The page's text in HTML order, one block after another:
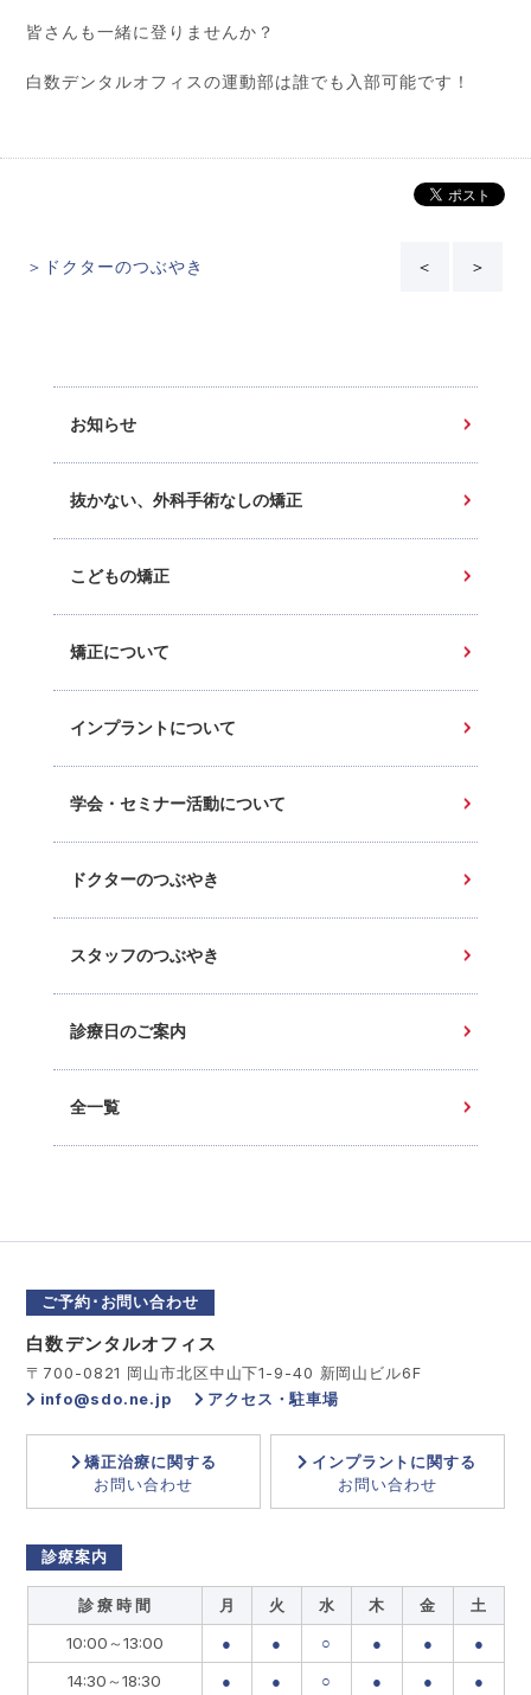
皆さんも一緒に登りませんか？
白数デンタルオフィスの運動部は誰でも入部可能です！
＞ドクターのつぶやき ＜ ＞
お知らせ
抜かない、外科手術なしの矯正
こどもの矯正
矯正について
インプラントについて
学会・セミナー活動について
ドクターのつぶやき
スタッフのつぶやき
診療日のご案内
全一覧
ご予約･お問い合わせ
白数デンタルオフィス
〒700-0821 岡山市北区中山下1-9-40 新岡山ビル6F
info@sdo.ne.jp
アクセス・駐車場
矯正治療に関する
お問い合わせ
インプラントに関する
お問い合わせ
診療案内
診 療 時 間 月 火 水 木 金
土
10:00～13:00
● ● ○ ● ●
●
14:30～18:30
● ● ○ ● ● ●